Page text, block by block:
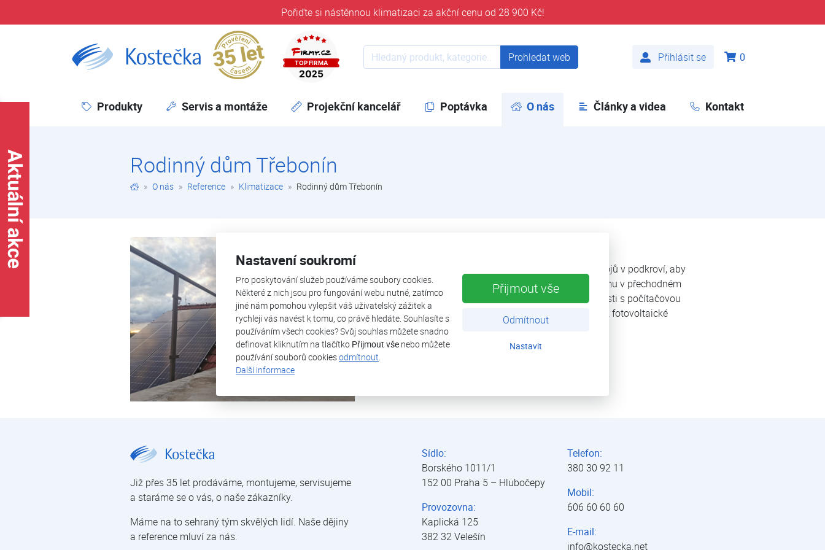
Nastavení soukromí
Pro poskytování služeb používáme soubory cookies.
Některé z nich jsou pro fungování webu nutné, zatímco
jiné nám pomohou vylepšit váš uživatelský zážitek a
rychleji vás navést k tomu, co právě hledáte. Souhlasíte s
používáním všech cookies? Svůj souhlas můžete snadno
definovat kliknutím na tlačítko Přijmout vše nebo můžete
používání souborů cookiesodmítnout.
Další informace
Přijmout vše
Odmítnout
Nastavit
Pořiďte si nástěnnou klimatizaci za akční cenu od 28 900 Kč!
Prověřeni časem 32 let
Přihlásit se
0
Prohledat web Prohledat web
Produkty Servis a montáže Projekční kancelář Poptávka O nás (aktuální)Články a videa Kontakt
Rodinný dům Třebonín
O nás Reference Klimatizace Rodinný dům Třebonín
Přáním zákazníka byly 3 samostatné jednotky do pokojů v podkroví, aby
byly na sobě nezávislé a mohlo se na jedné straně domu v přechodném
období ještě přitápět a na druhé straně domu v místnosti s počítačovou
technologií bylo již možné chladit. Provoz jednotek je z fotovoltaické
elektrárny.
Již přes 35 let prodáváme, montujeme, servisujeme
a staráme se o vás, o naše zákazníky.
Máme na to sehraný tým skvělých lidí. Naše dějiny
a reference mluví za nás.
Sídlo:
Borského 1011/1
152 00 Praha 5 – Hlubočepy
Provozovna:
Kaplická 125
382 32 Velešín
Telefon:
380 30 92 11
Mobil:
606 60 60 60
E-mail:
info@kostecka.net